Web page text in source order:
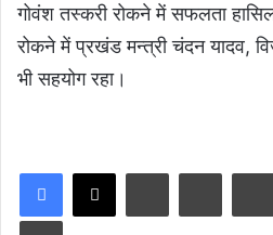
गोवंश तस्करी रोकने में सफलता
रोकने में प्रखंड मन्त्री चंदन यादव,
भी सहयोग रहा।